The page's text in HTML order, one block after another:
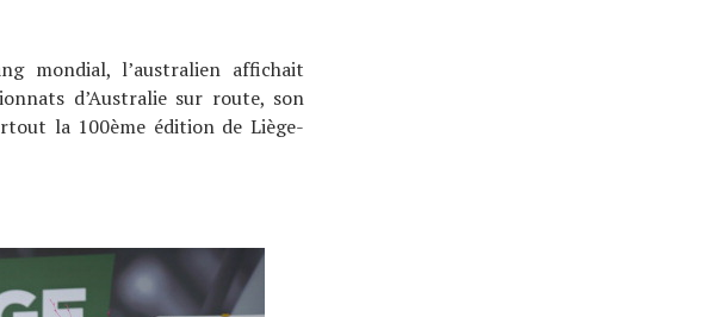
mondial, l’australien affichait
d’Australie sur route, son
la 100ème édition de Liège-